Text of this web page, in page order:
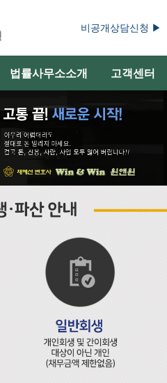
비공개상담신청 ▶
법률사무소소개 고객센터